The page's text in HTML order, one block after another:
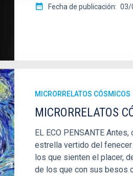
Fecha de publicación 03/
MICRORRELATOS CÓSMICOS
MICRORRELATOS
EL ECO PENSANTE
estrella vertido del fenecer
los que sienten el placer,
de los que con sus besos